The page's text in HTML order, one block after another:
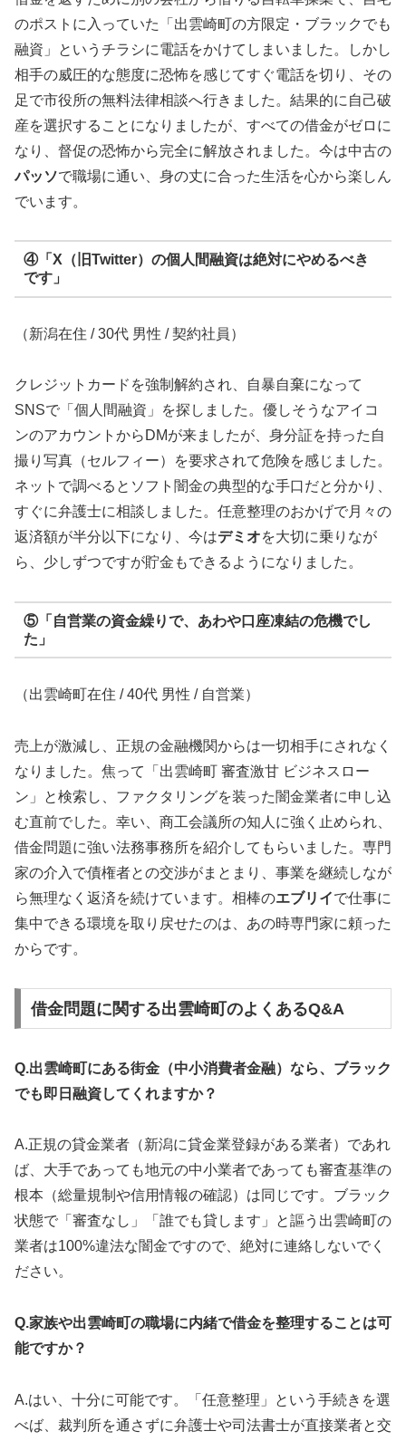
のポストに入っていた「出雲崎町の方限定・ブラックでも
融資」というチラシに電話をかけてしまいました。しかし
相手の威圧的な態度に恐怖を感じてすぐ電話を切り、その
足で市役所の無料法律相談へ行きました。結果的に自己破
産を選択することになりましたが、すべての借金がゼロに
なり、督促の恐怖から完全に解放されました。今は中古の
パッソで職場に通い、身の丈に合った生活を心から楽しん
でいます。
④「X（旧Twitter）の個人間融資は絶対にやめるべき
です」
（新潟在住 / 30代 男性 / 契約社員）
クレジットカードを強制解約され、自暴自棄になって
SNSで「個人間融資」を探しました。優しそうなアイコ
ンのアカウントからDMが来ましたが、身分証を持った自
撮り写真（セルフィー）を要求されて危険を感じました。
ネットで調べるとソフト闇金の典型的な手口だと分かり、
すぐに弁護士に相談しました。任意整理のおかげで月々の
返済額が半分以下になり、今はデミオを大切に乗りなが
ら、少しずつですが貯金もできるようになりました。
⑤「自営業の資金繰りで、あわや口座凍結の危機でし
た」
（出雲崎町在住 / 40代 男性 / 自営業）
売上が激減し、正規の金融機関からは一切相手にされなく
なりました。焦って「出雲崎町 審査激甘 ビジネスロー
ン」と検索し、ファクタリングを装った闇金業者に申し込
む直前でした。幸い、商工会議所の知人に強く止められ、
借金問題に強い法務事務所を紹介してもらいました。専門
家の介入で債権者との交渉がまとまり、事業を継続しなが
ら無理なく返済を続けています。相棒のエブリイで仕事に
集中できる環境を取り戻せたのは、あの時専門家に頼った
からです。
借金問題に関する出雲崎町のよくあるQ&A
Q.出雲崎町にある街金（中小消費者金融）なら、ブラック
でも即日融資してくれますか？
A.正規の貸金業者（新潟に貸金業登録がある業者）であれ
ば、大手であっても地元の中小業者であっても審査基準の
根本（総量規制や信用情報の確認）は同じです。ブラック
状態で「審査なし」「誰でも貸します」と謳う出雲崎町の
業者は100%違法な闇金ですので、絶対に連絡しないでく
ださい。
Q.家族や出雲崎町の職場に内緒で借金を整理することは可
能ですか？
A.はい、十分に可能です。「任意整理」という手続きを選
べば、裁判所を通さずに弁護士や司法書士が直接業者と交